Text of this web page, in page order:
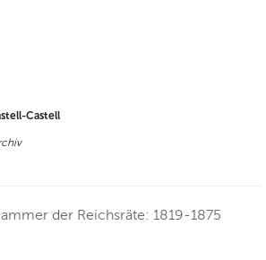
Castell
der Reichsräte: 1819-1875